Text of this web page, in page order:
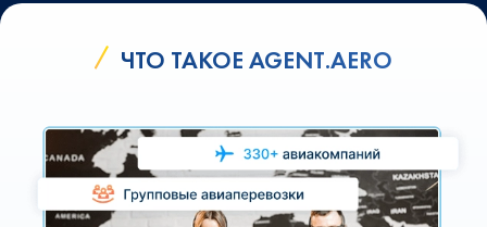
ЧТО ТАКОЕ AGENT.AERO